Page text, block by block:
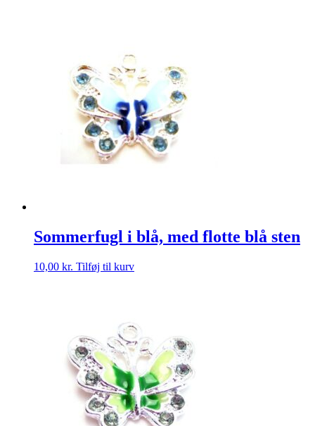
Sommerfugl i blå, med flotte blå sten
10,00 kr. Tilføj til kurv